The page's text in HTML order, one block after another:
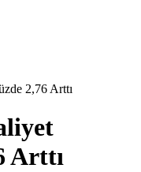
2,76 Arttı
Arttı